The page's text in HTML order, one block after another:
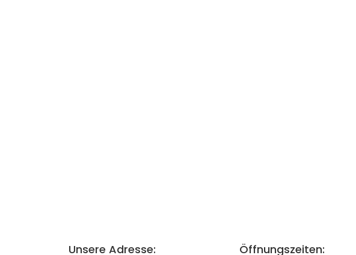
Unsere Adresse: Öffnungszeiten: